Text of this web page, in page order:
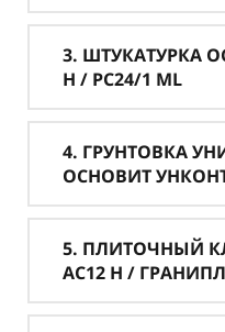
3. ШТУКАТУРКА
H / PC24/1 ML
4. ГРУНТОВКА
ОСНОВИТ
5. ПЛИТОЧНЫЙ
AC12 H /